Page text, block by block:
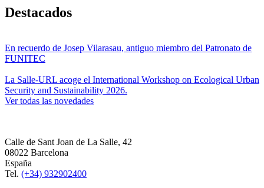
Destacados
En recuerdo de Josep Vilarasau, antiguo miembro del Patronato de
FUNITEC
La Salle-URL acoge el International Workshop on Ecological Urban
Security and Sustainability 2026.
Ver todas las novedades
Calle de Sant Joan de La Salle, 42
08022 Barcelona
España
Tel. (+34) 932902400